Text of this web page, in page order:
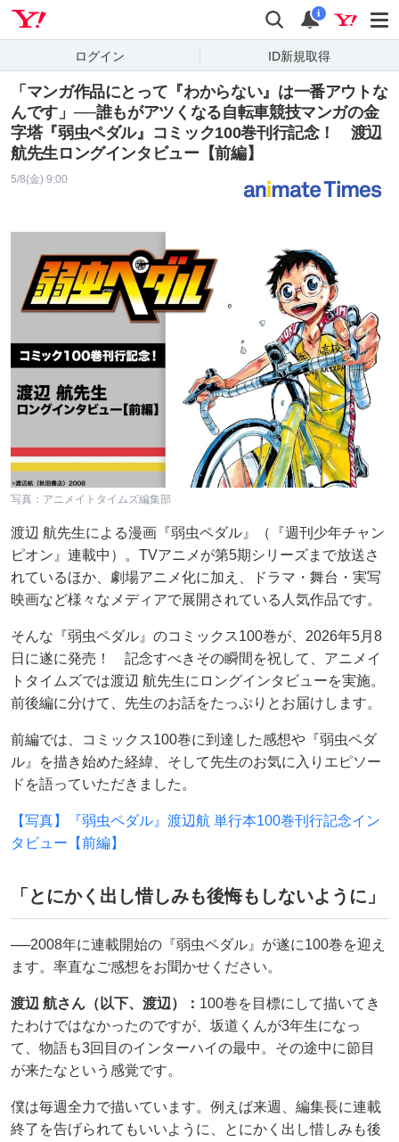
検索 通知
i
ログイン ID新規取得
「マンガ作品にとって『わからない』は一番アウトな
んです」──誰もがアツくなる自転車競技マンガの金
字塔『弱虫ペダル』コミック100巻刊行記念！ 渡辺
航先生ロングインタビュー【前編】
5/8(金) 9:00
写真：アニメイトタイムズ編集部
渡辺 航先生による漫画『弱虫ペダル』（『週刊少年チャン
ピオン』連載中）。TVアニメが第5期シリーズまで放送さ
れているほか、劇場アニメ化に加え、ドラマ・舞台・実写
映画など様々なメディアで展開されている人気作品です。
そんな『弱虫ペダル』のコミックス100巻が、2026年5月8
日に遂に発売！ 記念すべきその瞬間を祝して、アニメイ
トタイムズでは渡辺 航先生にロングインタビューを実施。
前後編に分けて、先生のお話をたっぷりとお届けします。
前編では、コミックス100巻に到達した感想や『弱虫ペダ
ル』を描き始めた経緯、そして先生のお気に入りエピソー
ドを語っていただきました。
【写真】『弱虫ペダル』渡辺航 単行本100巻刊行記念イン
タビュー【前編】
「とにかく出し惜しみも後悔もしないように」
──2008年に連載開始の『弱虫ペダル』が遂に100巻を迎え
ます。率直なご感想をお聞かせください。
渡辺 航さん（以下、渡辺）： 100巻を目標にして描いてき
たわけではなかったのですが、坂道くんが3年生になっ
て、物語も3回目のインターハイの最中。その途中に節目
が来たなという感覚です。
僕は毎週全力で描いています。例えば来週、編集長に連載
終了を告げられてもいいように、とにかく出し惜しみも後